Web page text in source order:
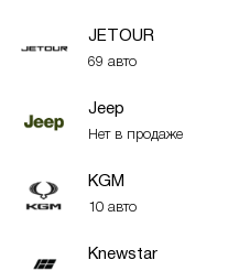
JETOUR
69 авто
Jeep
Нет в продаже
KGM
10 авто
Knewstar